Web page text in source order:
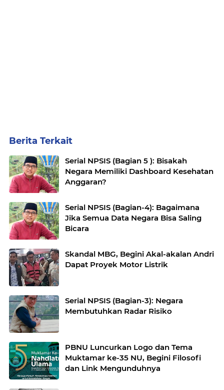
Berita Terkait
Serial NPSIS (Bagian 5 ): Bisakah
Negara Memiliki Dashboard Kesehatan
Anggaran?
Serial NPSIS (Bagian-4): Bagaimana
Jika Semua Data Negara Bisa Saling
Bicara
Skandal MBG, Begini Akal-akalan Andri
Dapat Proyek Motor Listrik
Serial NPSIS (Bagian-3): Negara
Membutuhkan Radar Risiko
PBNU Luncurkan Logo dan Tema
Muktamar ke-35 NU, Begini Filosofi
dan Link Mengunduhnya